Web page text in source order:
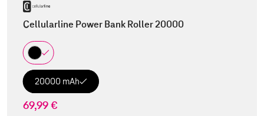
Cellularline Power Bank Roller 20000
20000 mAh
69,99 €